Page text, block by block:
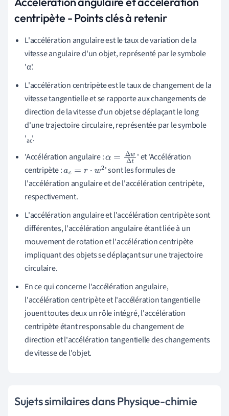
centripète - Points clés à retenir
L'accélération angulaire est le taux de variation de la
vitesse angulaire d'un objet, représenté par le symbole
'α'.
L'accélération centripète est le taux de changement de la
vitesse tangentielle et se rapporte aux changements de
direction de la vitesse d'un objet se déplaçant le long
d'une trajectoire circulaire, représentée par le symbole
'ac'.
'Accélération angulaire :α= ΔwΔt ' et 'Accélération
centripète :ac=r⋅w2
' sont les formules de
l'accélération angulaire et de l'accélération centripète,
respectivement.
L'accélération angulaire et l'accélération centripète sont
différentes, l'accélération angulaire étant liée à un
mouvement de rotation et l'accélération centripète
impliquant des objets se déplaçant sur une trajectoire
circulaire.
En ce qui concerne l'accélération angulaire,
l'accélération centripète et l'accélération tangentielle
jouent toutes deux un rôle intégré, l'accélération
centripète étant responsable du changement de
direction et l'accélération tangentielle des changements
de vitesse de l'objet.
Sujets similaires dans Physique-chimie